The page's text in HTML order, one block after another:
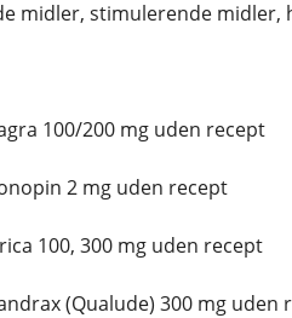
midler, stimulerende
100/200 mg uden recept
2 mg uden recept
100, 300 mg uden recept
(Qualude) 300 mg uden